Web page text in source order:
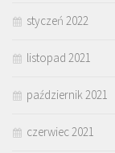
styczeń 2022
listopad 2021
październik 2021
czerwiec 2021